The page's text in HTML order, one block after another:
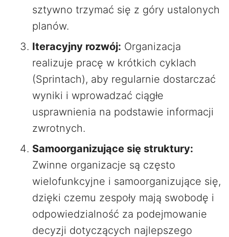
sztywno trzymać się z góry ustalonych
planów.
Iteracyjny rozwój: Organizacja
realizuje pracę w krótkich cyklach
(Sprintach), aby regularnie dostarczać
wyniki i wprowadzać ciągłe
usprawnienia na podstawie informacji
zwrotnych.
Samoorganizujące się struktury:
Zwinne organizacje są często
wielofunkcyjne i samoorganizujące się,
dzięki czemu zespoły mają swobodę i
odpowiedzialność za podejmowanie
decyzji dotyczących najlepszego